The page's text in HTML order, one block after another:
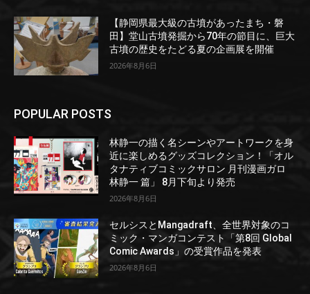
【静岡県最大級の古墳があったまち・磐
田】堂山古墳発掘から70年の節目に、巨大
古墳の歴史をたどる夏の企画展を開催
2026年8月6日
POPULAR POSTS
林静一の描く名シーンやアートワークを身
近に楽しめるグッズコレクション！「オル
タナティブコミックサロン 月刊漫画ガロ
林静一 篇」 8月下旬より発売
2026年8月6日
セルシスとMangadraft、全世界対象のコ
ミック・マンガコンテスト「第8回 Global
Comic Awards」の受賞作品を発表
2026年8月6日